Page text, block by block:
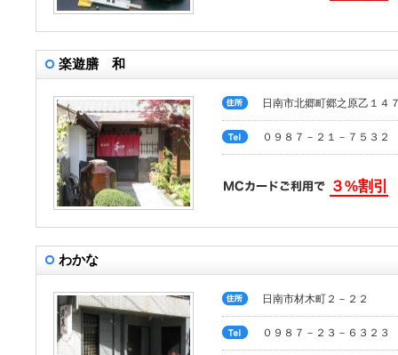
楽遊膳 和
日南市北郷町郷之原乙１４
０９８７－２１－７５３２
３%割引
わかな
日南市材木町２－２２
０９８７－２３－６３２３